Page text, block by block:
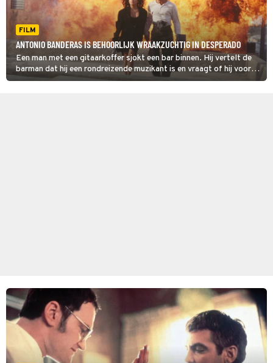
FILM
ANTONIO BANDERAS IS BEHOORLIJK WRAAKZUCHTIG IN DESPERADO
Een man met een gitaarkoffer sjokt een bar binnen. Hij vertelt de
barman dat hij een rondreizende muzikant is en vraagt of hij voor
geld een mopje mag spelen. Dan gaat de koffer open en blijkt er